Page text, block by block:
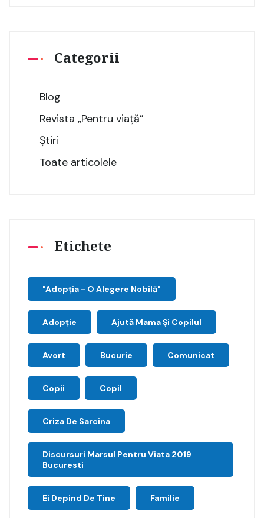
Categorii
Blog
Revista „Pentru viață”
Știri
Toate articolele
Etichete
"Adopţia - O Alegere Nobilă"
Adopție Ajută Mama Și Copilul
Avort Bucurie Comunicat
Copii Copil
Criza De Sarcina
Discursuri Marsul Pentru Viata 2019
Bucuresti
Ei Depind De Tine Familie